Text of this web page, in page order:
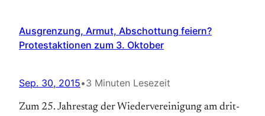
Ausgrenzung, Armut, Abschottung feiern?
Protestaktionen zum 3. Oktober
Sep. 30, 2015•3 Minuten Lesezeit
Zum 25. Jahrestag der Wieder­ver­eini­gung am drit­